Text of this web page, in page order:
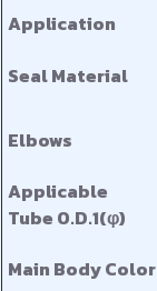
Application
Seal Material
Elbows
Applicable
Tube O.D.1(φ)
Main Body Color